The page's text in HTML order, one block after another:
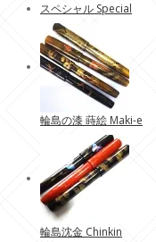
スペシャル Special
輪島の漆 蒔絵 Maki-e
輪島沈金 Chinkin